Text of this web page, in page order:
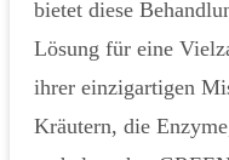
bietet diese
Lösung für eine
ihrer einzigartigen
Kräutern, die